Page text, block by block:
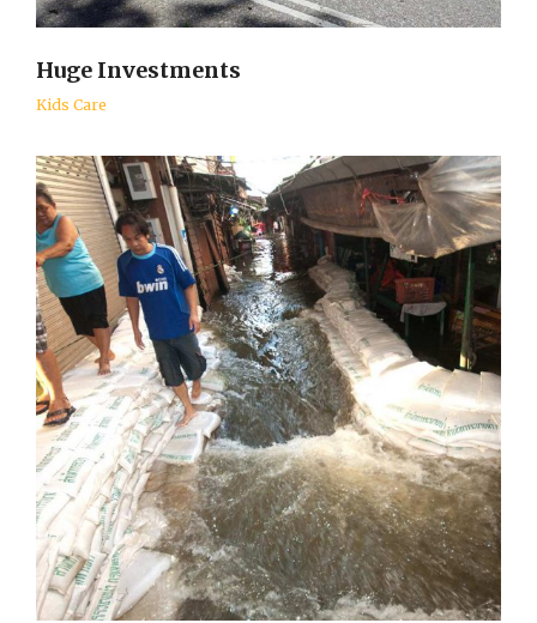
Huge Investments
Kids Care